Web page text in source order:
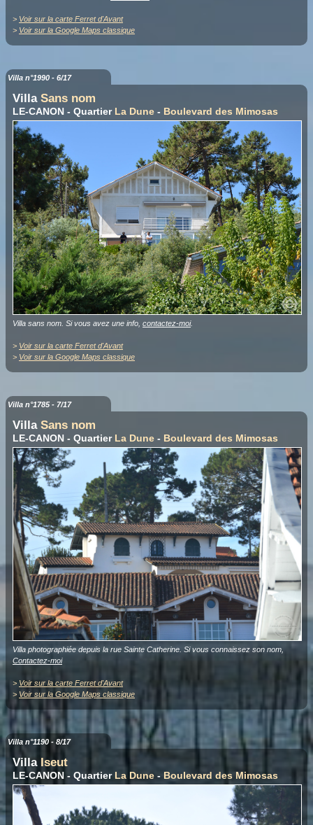
> Voir sur la carte Ferret d'Avant
> Voir sur la Google Maps classique
Villa n°1990 - 6/17
Villa Sans nom
LE-CANON - Quartier La Dune - Boulevard des Mimosas
Villa sans nom. Si vous avez une info, contactez-moi.
> Voir sur la carte Ferret d'Avant
> Voir sur la Google Maps classique
Villa n°1785 - 7/17
Villa Sans nom
LE-CANON - Quartier La Dune - Boulevard des Mimosas
Villa photographiée depuis la rue Sainte Catherine. Si vous connaissez son nom,
Contactez-moi
> Voir sur la carte Ferret d'Avant
> Voir sur la Google Maps classique
Villa n°1190 - 8/17
Villa Iseut
LE-CANON - Quartier La Dune - Boulevard des Mimosas